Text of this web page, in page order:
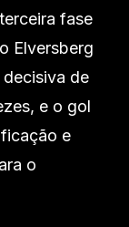
fase
Elversberg
de
e o gol
e
o